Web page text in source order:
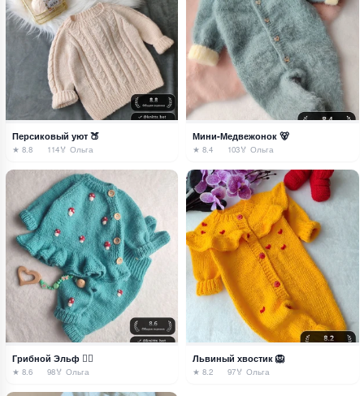
Персиковый уют 🍑
★ 8.8 114🏅 Ольга
Мини-Медвежонок 🐻
★ 8.4 103🏅 Ольга
Грибной Эльф 🧚‍♀️
★ 8.6 98🏅 Ольга
Львиный хвостик 🦁
★ 8.2 97🏅 Ольга